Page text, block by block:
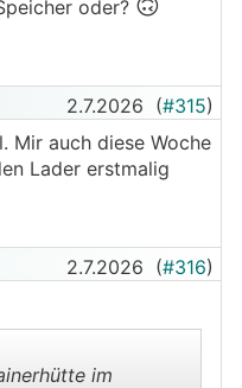
oder? 🙃
2.7.2026 (#315)
Mir auch diese Woche
Lader erstmalig
2.7.2026 (#316)
im